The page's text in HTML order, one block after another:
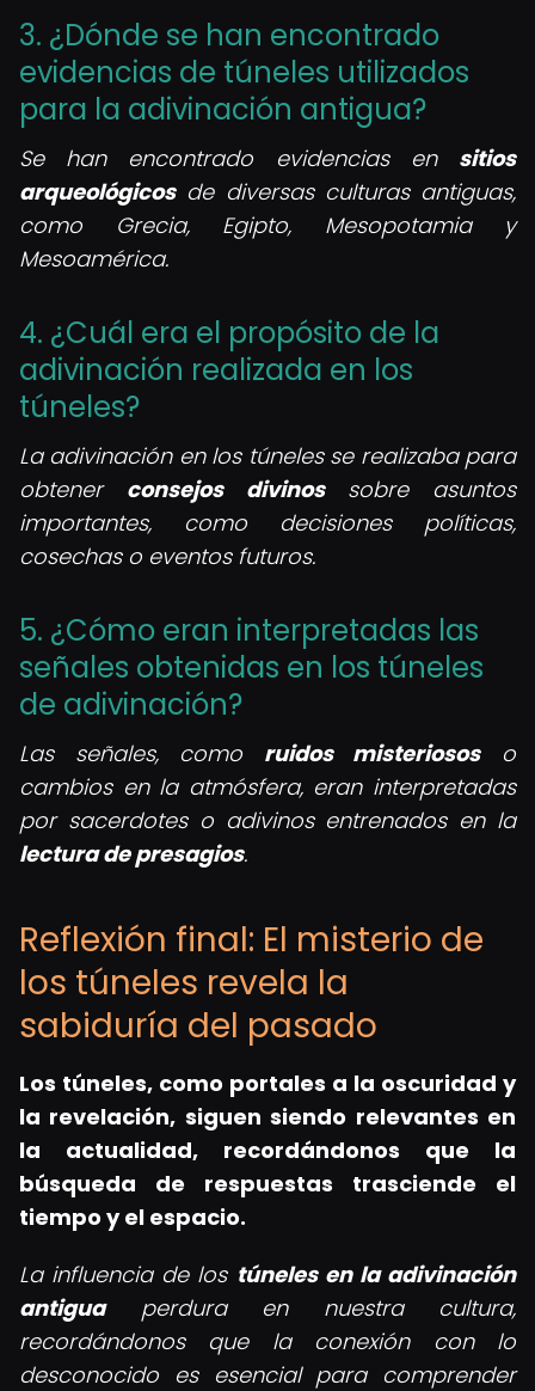
3. ¿Dónde se han encontrado
evidencias de túneles utilizados
para la adivinación antigua?
Se han encontrado evidencias en sitios
arqueológicosde diversas culturas antiguas,
como Grecia, Egipto, Mesopotamia y
Mesoamérica.
4. ¿Cuál era el propósito de la
adivinación realizada en los
túneles?
La adivinación en los túneles se realizaba para
obtener consejos divinossobre asuntos
importantes, como decisiones políticas,
cosechas o eventos futuros.
5. ¿Cómo eran interpretadas las
señales obtenidas en los túneles
de adivinación?
Las señales, como ruidos misteriososo
cambios en la atmósfera, eran interpretadas
por sacerdotes o adivinos entrenados en la
lectura de presagios.
Reflexión final: El misterio de
los túneles revela la
sabiduría del pasado
Los túneles, como portales a la oscuridad y
la revelación, siguen siendo relevantes en
la actualidad, recordándonos que la
búsqueda de respuestas trasciende el
tiempo y el espacio.
La influencia de los túneles en la adivinación
antiguaperdura en nuestra cultura,
recordándonos que la conexión con lo
desconocido es esencial para comprender